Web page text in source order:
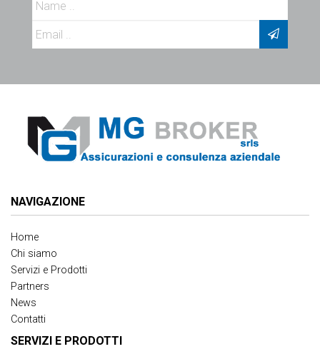
NAVIGAZIONE
Home
Chi siamo
Servizi e Prodotti
Partners
News
Contatti
SERVIZI E PRODOTTI